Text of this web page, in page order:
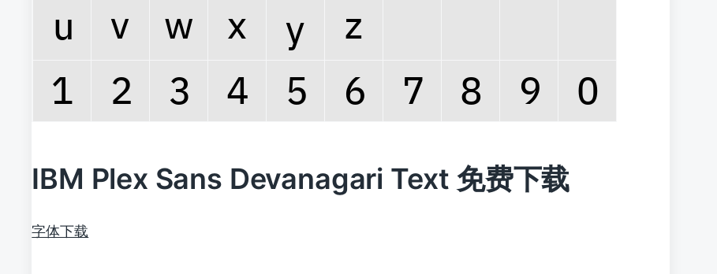
IBM Plex Sans Devanagari Text 免费下载
字体下载